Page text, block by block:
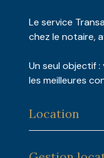
Le service
chez le notaire,
Un seul objectif
les meilleures
Location